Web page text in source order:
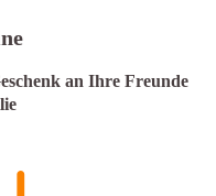
an Ihre Freunde